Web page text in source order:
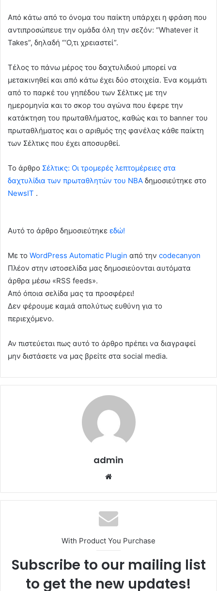
Από κάτω από το όνομα του παίκτη υπάρχει η φράση που
αντιπροσώπευε την ομάδα όλη την σεζόν: “Whatever it
Takes”, δηλαδή “‘Ο,τι χρειαστεί”.
Τέλος το πάνω μέρος του δαχτυλιδιού μπορεί να
μετακινηθεί και από κάτω έχει δύο στοιχεία. Ένα κομμάτι
από το παρκέ του γηπέδου των Σέλτικς με την
ημερομηνία και το σκορ του αγώνα που έφερε την
κατάκτηση του πρωταθλήματος, καθώς και το banner του
πρωταθλήματος και ο αριθμός της φανέλας κάθε παίκτη
των Σέλτικς που έχει αποσυρθεί.
To άρθρο Σέλτικς: Οι τρομερές λεπτομέρειες στα
δαχτυλίδια των πρωταθλητών του NBA δημοσιεύτηκε στο
NewsIT .
Αυτό το άρθρο δημοσιεύτηκε εδώ!
Με το WordPress Automatic Plugin από την codecanyon
Πλέον στην ιστοσελίδα μας δημοσιεύονται αυτόματα
άρθρα μέσω «RSS feeds».
Από όποια σελίδα μας τα προσφέρει!
Δεν φέρουμε καμιά απολύτως ευθύνη για το
περιεχόμενο.
Αν πιστεύεται πως αυτό το άρθρο πρέπει να διαγραφεί
μην διστάσετε να μας βρείτε στα social media.
admin
With Product You Purchase
Subscribe to our mailing list
to get the new updates!